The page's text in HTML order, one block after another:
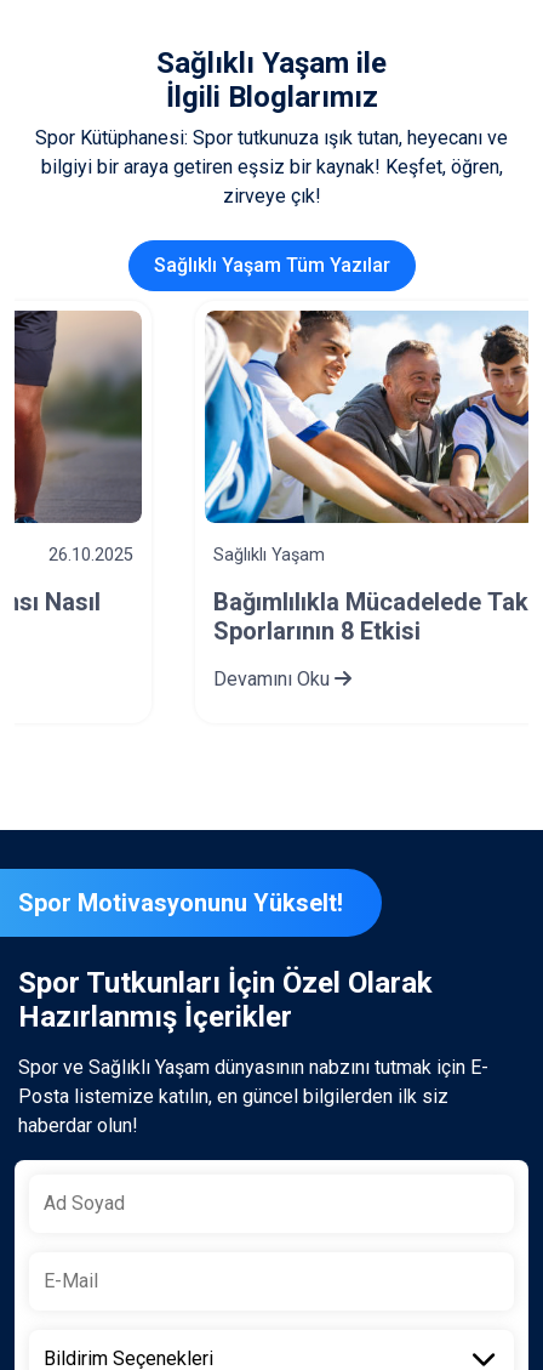
Sağlıklı Yaşam ile
İlgili Bloglarımız
Spor Kütüphanesi: Spor tutkunuza ışık tutan, heyecanı ve
bilgiyi bir araya getiren eşsiz bir kaynak! Keşfet, öğren,
zirveye çık!
Sağlıklı Yaşam Tüm Yazılar
Sağlıklı Yaşam
Bağımlılıkla Mücadelede Takım
Sporlarının 8 Etkisi
Spor Motivasyonunu Yükselt!
Spor Tutkunları İçin Özel Olarak
Hazırlanmış İçerikler
Spor ve Sağlıklı Yaşam dünyasının nabzını tutmak için E-
Posta listemize katılın, en güncel bilgilerden ilk siz
haberdar olun!